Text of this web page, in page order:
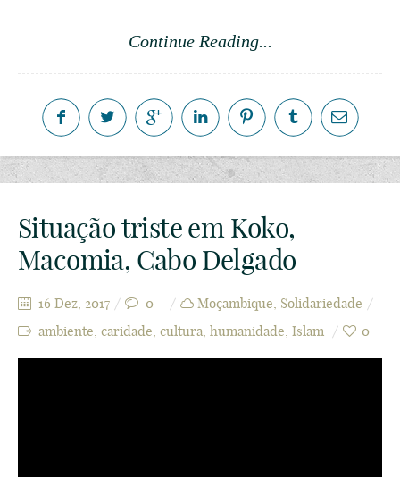
Continue Reading...
Situação triste em Koko,
Macomia, Cabo Delgado
16 Dez, 2017 0 Moçambique, Solidariedade
ambiente, caridade, cultura, humanidade, Islam 0